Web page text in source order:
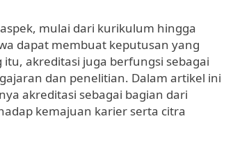
mulai dari kurikulum hingga
dapat membuat keputusan yang
akreditasi juga berfungsi sebagai
dan penelitian. Dalam artikel ini
akreditasi sebagai bagian dari
kemajuan karier serta citra